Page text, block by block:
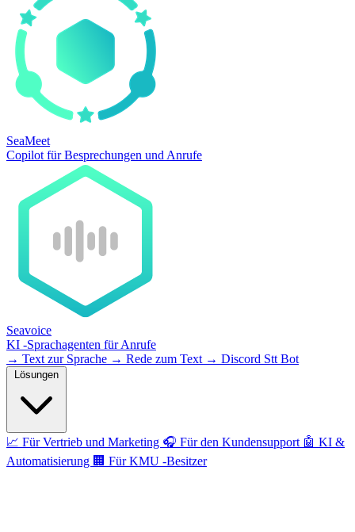
SeaMeet
Copilot für Besprechungen und Anrufe
Seavoice
KI -Sprachagenten für Anrufe
→ Text zur Sprache → Rede zum Text → Discord Stt Bot
📈 Für Vertrieb und Marketing 🎧 Für den Kundensupport 🤖 KI &
Automatisierung 🏢 Für KMU -Besitzer